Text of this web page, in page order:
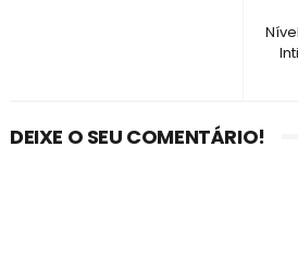
DEIXE O SEU COMENTÁRIO!